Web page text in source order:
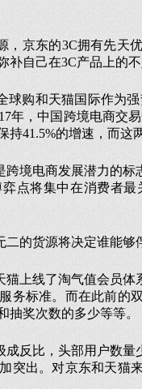
，京东的3C拥有先天
补自己在3C产品上的
球购和天猫国际作为
年，中国跨境电商交
持41.5%的增速，而这
跨境电商发展潜力的
弈点将集中在消费者
的货源将决定谁能够
猫上线了淘气值会员
务标准。而在此前的
抽奖次数的多少等等。
成反比，头部用户数
突出。对京东和天猫